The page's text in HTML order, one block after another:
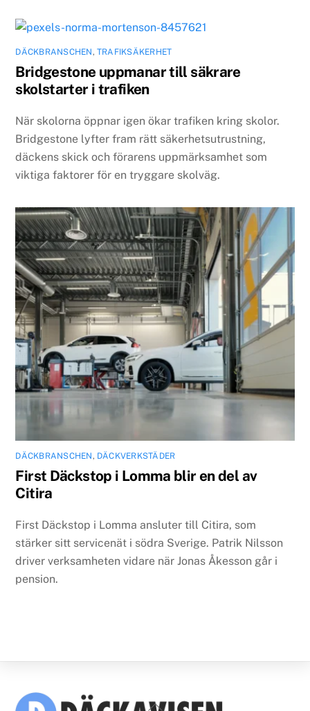
DÄCKBRANSCHEN,TRAFIKSÄKERHET
Bridgestone uppmanar till säkrare
skolstarter i trafiken
När skolorna öppnar igen ökar trafiken kring skolor.
Bridgestone lyfter fram rätt säkerhetsutrustning,
däckens skick och förarens uppmärksamhet som
viktiga faktorer för en tryggare skolväg.
DÄCKBRANSCHEN, DÄCKVERKSTÄDER
First Däckstop i Lomma blir en del av
Citira
First Däckstop i Lomma ansluter till Citira, som
stärker sitt servicenät i södra Sverige. Patrik Nilsson
driver verksamheten vidare när Jonas Åkesson går i
pension.
Back